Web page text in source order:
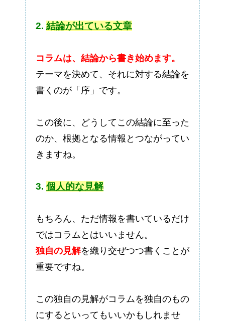
2. 結論が出ている文章
コラムは、結論から書き始めます。
テーマを決めて、それに対する結論を
書くのが「序」です。
この後に、どうしてこの結論に至った
のか、根拠となる情報とつながってい
きますね。
3. 個人的な見解
もちろん、ただ情報を書いているだけ
ではコラムとはいいません。
独自の見解を織り交ぜつつ書くことが
重要ですね。
この独自の見解がコラムを独自のもの
にするといってもいいかもしれませ